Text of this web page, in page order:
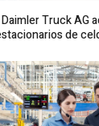
Truck AG
de